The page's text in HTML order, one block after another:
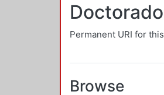
Permanent URI for
Browse